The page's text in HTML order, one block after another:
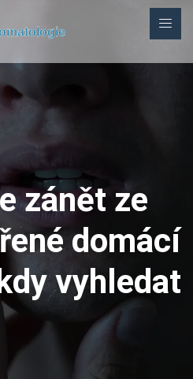
zánět ze
domácí
vyhledat